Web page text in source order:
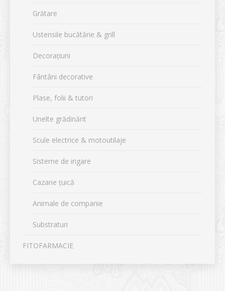
Grătare
Ustensile bucătărie & grill
Decorațiuni
Fântâni decorative
Plase, folii & tutori
Unelte grădinărit
Scule electrice & motoutilaje
Sisteme de irigare
Cazane țuică
Animale de companie
Substraturi
FITOFARMACIE